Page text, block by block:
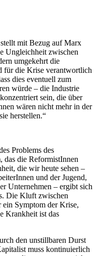
mit Bezug auf Marx
Ungleichheit zwischen
umgekehrt die
für die Krise verantwortlich
dies eventuell zum
würde – die Industrie
sein, die über
wären nicht mehr in der
herstellen.“
Problems des
das die ReformistInnen
die wir heute sehen –
und der Jugend,
Unternehmen – ergibt sich
Die Kluft zwischen
Symptom der Krise,
Krankheit ist das
den unstillbaren Durst
muss kontinuierlich